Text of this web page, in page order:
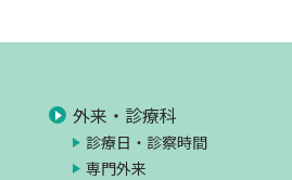
外来・診療科
診療日・診察時間
専門外来